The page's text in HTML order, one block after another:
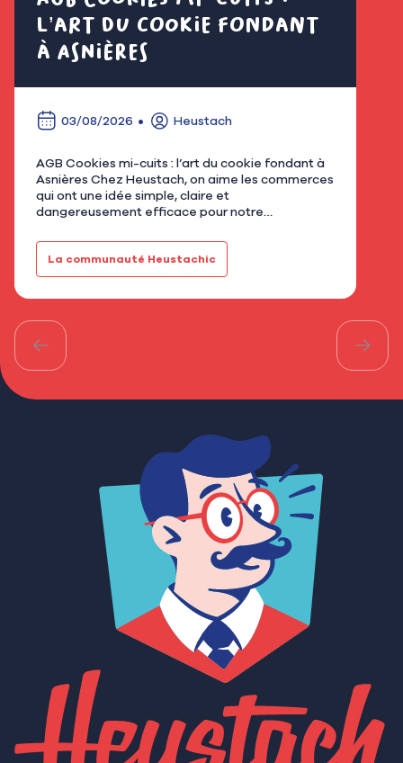
l’art du cookie fondant
à Asnières
03/08/2026 Heustach
AGB Cookies mi-cuits : l’art du cookie fondant à
Asnières Chez Heustach, on aime les commerces
qui ont une idée simple, claire et
dangereusement efficace pour notre
installé au 21 rue de Bretagne à As…
La communauté Heustachic